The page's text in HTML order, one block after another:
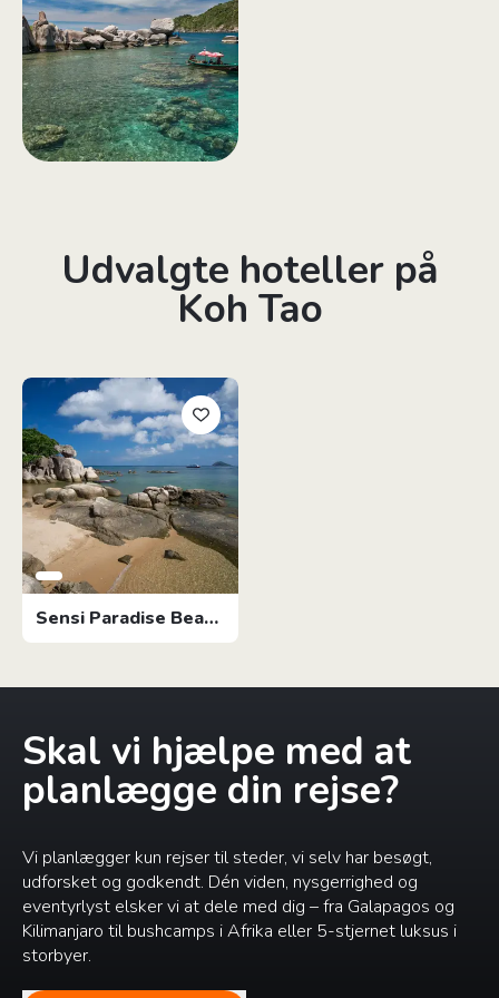
Udvalgte hoteller på
Koh Tao
Sensi Paradise Beach
Resort
Skal vi hjælpe med at
planlægge din rejse?
Vi planlægger kun rejser til steder, vi selv har besøgt,
udforsket og godkendt. Dén viden, nysgerrighed og
eventyrlyst elsker vi at dele med dig – fra Galapagos og
Kilimanjaro til bushcamps i Afrika eller 5-stjernet luksus i
storbyer.